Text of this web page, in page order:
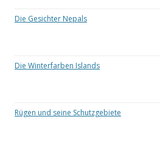
Die Gesichter Nepals
Die Winterfarben Islands
Rügen und seine Schutzgebiete